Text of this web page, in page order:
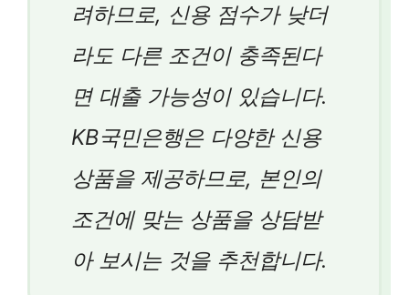
려하므로, 신용 점수가 낮더
라도 다른 조건이 충족된다
면 대출 가능성이 있습니다.
KB국민은행은 다양한 신용
상품을 제공하므로, 본인의
조건에 맞는 상품을 상담받
아 보시는 것을 추천합니다.